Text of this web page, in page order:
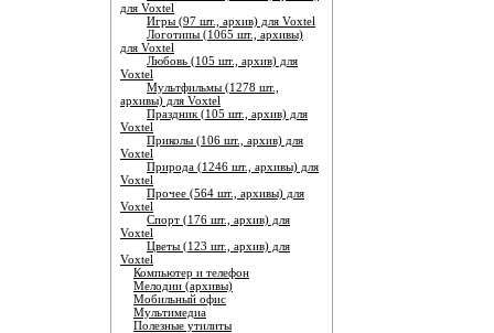
для Voxtel
Игры (97 шт., архив) для Voxtel
Логотипы (1065 шт., архивы)
для Voxtel
Любовь (105 шт., архив) для
Voxtel
Мультфильмы (1278 шт.,
архивы) для Voxtel
Праздник (105 шт., архив) для
Voxtel
Приколы (106 шт., архив) для
Voxtel
Природа (1246 шт., архивы) для
Voxtel
Прочее (564 шт., архивы) для
Voxtel
Спорт (176 шт., архив) для
Voxtel
Цветы (123 шт., архив) для
Voxtel
Компьютер и телефон
Мелодии (архивы)
Мобильный офис
Мультимедиа
Полезные утилиты